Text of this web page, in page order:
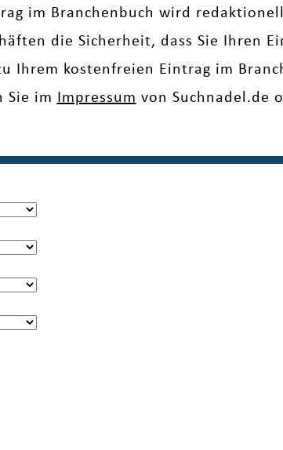
im Branchenbuch wird
die Sicherheit, dass Sie Ihren
Ihrem kostenfreien Eintrag im
Sie im Impressum von Suchnadel.de